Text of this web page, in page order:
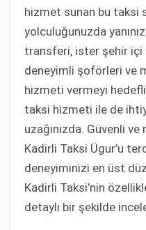
hizmet sunan bu taksi
yolculuğunuzda
transferi, ister şehir içi
deneyimli şoförleri ve
hizmeti vermeyi
taksi hizmeti ile de
uzağınızda. Güvenli
Kadirli Taksi Ügur’u
deneyiminizi en üst
Kadirli Taksi’nin
detaylı bir şekilde